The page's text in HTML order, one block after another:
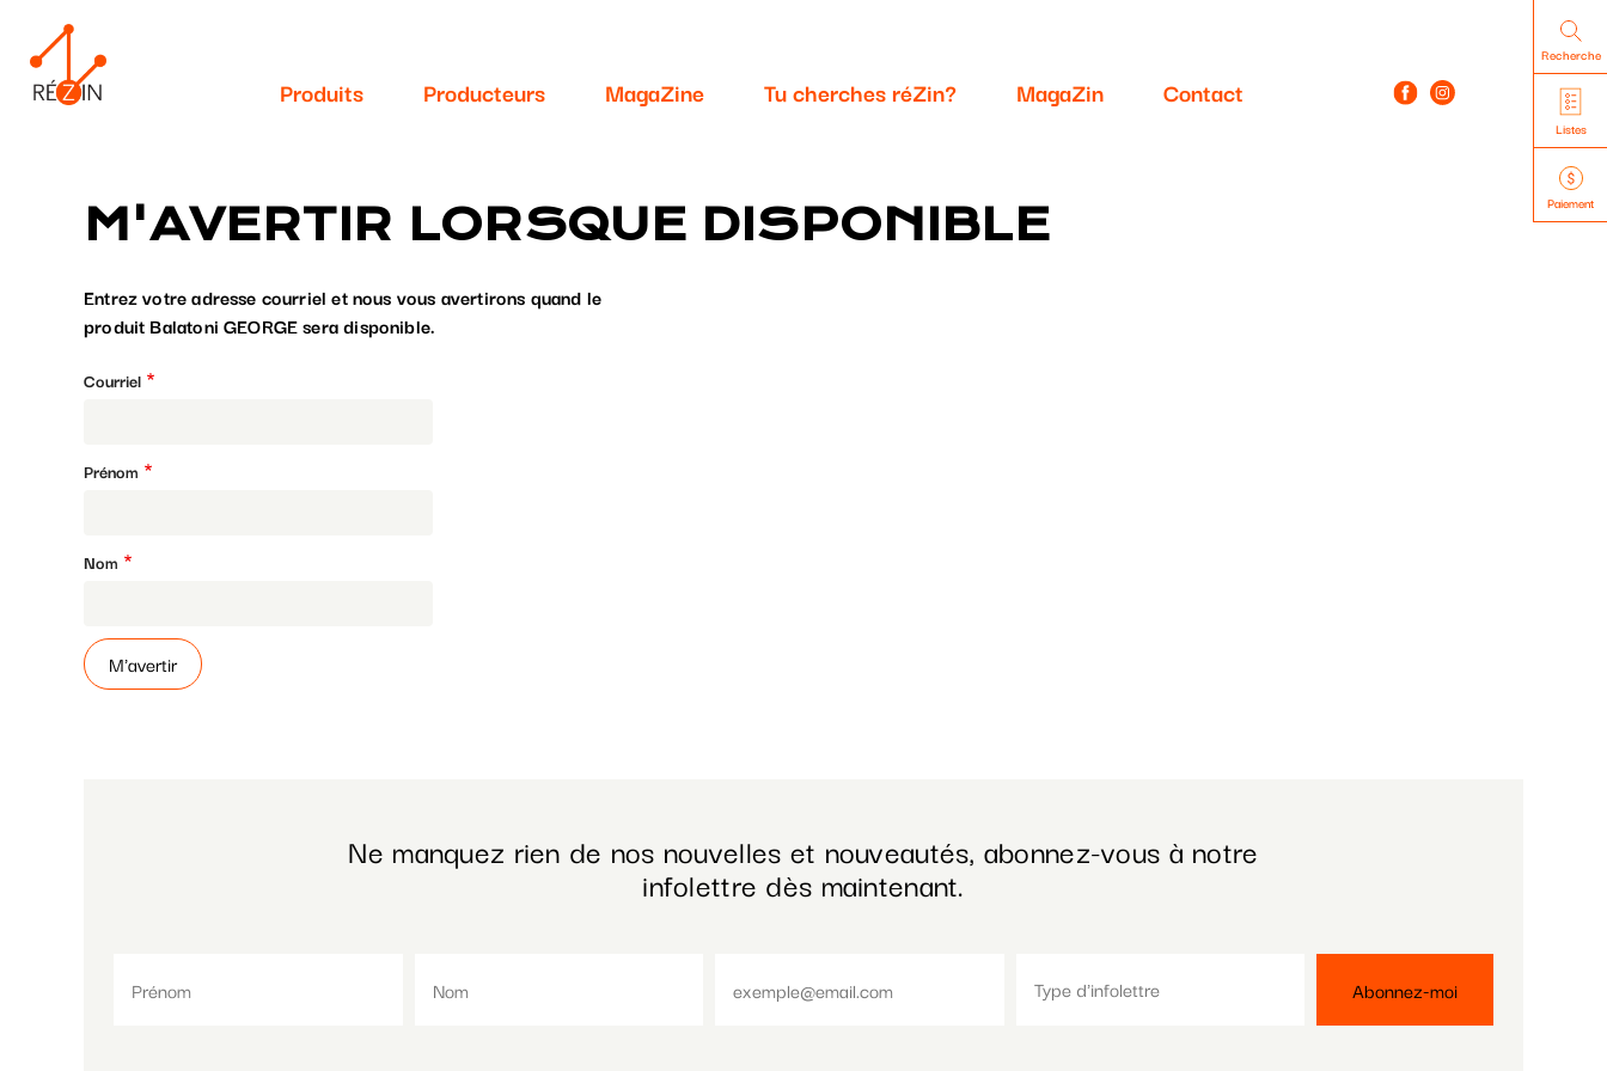
contenu
principal
Produits Producteurs MagaZine Tu cherches réZin? MagaZin Contact
Recherche
Listes
Paiement
M'AVERTIR LORSQUE DISPONIBLE
Entrez votre adresse courriel et nous vous avertirons quand le
produit Balatoni GEORGE sera disponible.
Courriel
Prénom
Nom
Ne manquez rien de nos nouvelles et nouveautés, abonnez-vous à notre
infolettre dès maintenant.